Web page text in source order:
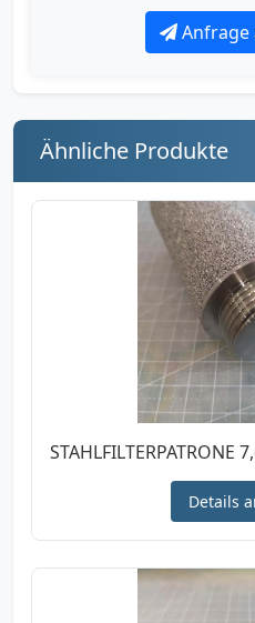
Anfrage
Ähnliche Produkte
STAHLFILTERPATRONE
Details